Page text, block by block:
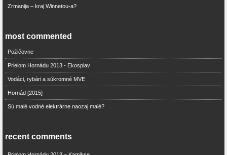
Zrmanija – kraj Winnetou-a?
most commented
Požičovne
Prielom Hornádu 2013 - Ekosplav
Vodáci, rybári a súkromné MVE
Hornád [2015]
Sú malé vodné elektrárne naozaj malé?
recent comments